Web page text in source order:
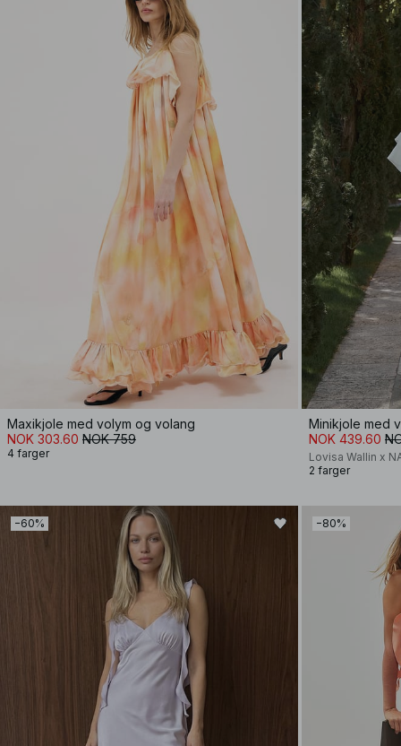
Maxikjole med volym og volang
NOK 303.60 NOK 759
4 farger
Minikjole med
NOK 439.60
Lovisa Wallin x
2 farger
−60% −80%